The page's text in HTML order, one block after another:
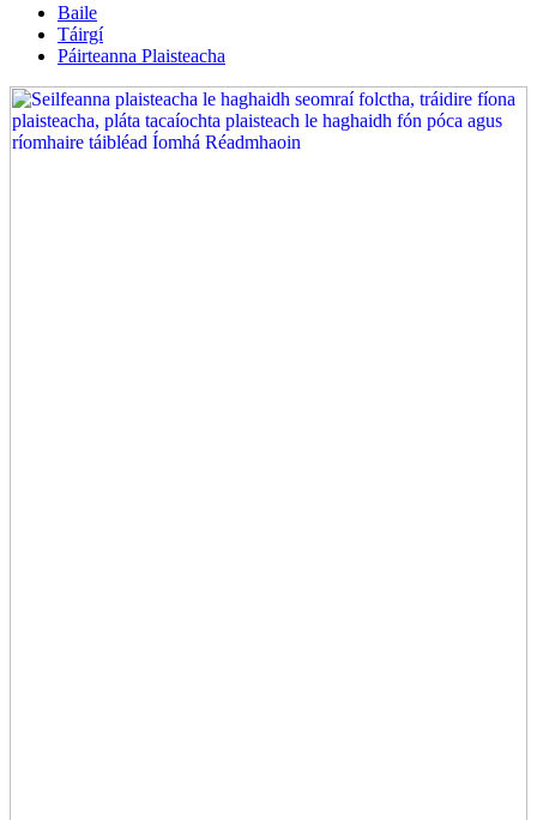
Baile
Táirgí
Páirteanna Plaisteacha